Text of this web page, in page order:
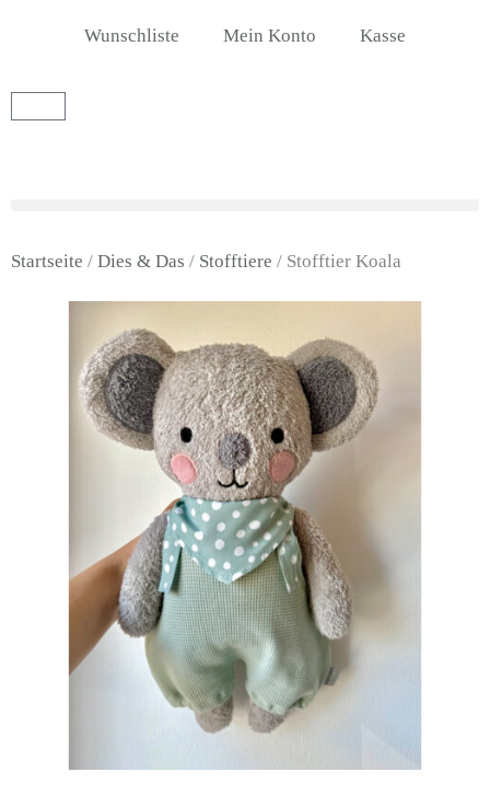
Wunschliste Mein Konto Kasse
Startseite / Dies & Das / Stofftiere / Stofftier Koala